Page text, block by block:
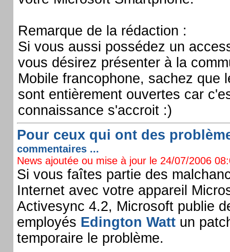
Remarque de la rédaction :
Si vous aussi possédez un
vous désirez présenter à la
Mobile francophone, sachez que
sont entièrement ouvertes car
connaissance s'accroit :)
Pour ceux qui ont des
commentaires ...
News ajoutée ou mise à jour le 24/07/2006
Si vous faîtes partie des
Internet avec votre appareil
Activesync 4.2, Microsoft publie
employés Edington Wattun
temporaire le problème.